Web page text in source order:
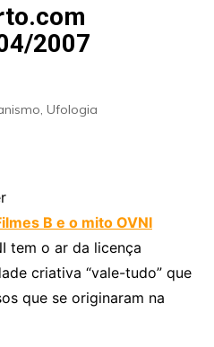
2007
Ufologia
B e o mito OVNI
tem o ar da licença
criativa “vale-tudo” que
que se originaram na